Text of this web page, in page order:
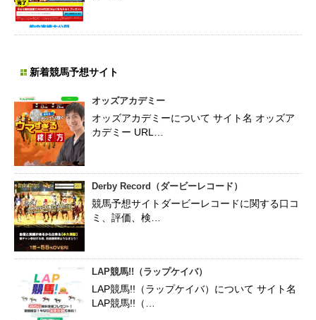
新着競馬予想サイト
オッズアカデミー
オッズアカデミーについて サイト名 オッズア
カデミー URL…
Derby Record（ダービーレコード）
競馬予想サイトダービーレコードに関する口コ
ミ、評価、検…
LAP競馬!!（ラップケイバ）
LAP競馬!!（ラップケイバ）について サイト名
LAP競馬!!（…